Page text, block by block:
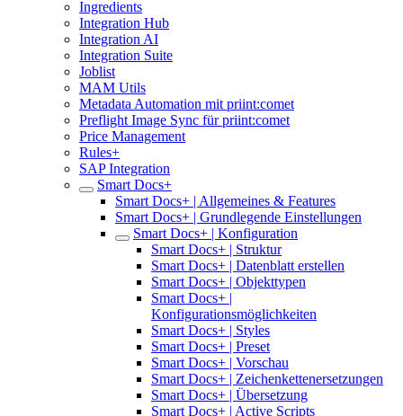
Ingredients
Integration Hub
Integration AI
Integration Suite
Joblist
MAM Utils
Metadata Automation mit priint:comet
Preflight Image Sync für priint:comet
Price Management
Rules+
SAP Integration
Smart Docs+
Smart Docs+ | Allgemeines & Features
Smart Docs+ | Grundlegende Einstellungen
Smart Docs+ | Konfiguration
Smart Docs+ | Struktur
Smart Docs+ | Datenblatt erstellen
Smart Docs+ | Objekttypen
Smart Docs+ |
Konfigurationsmöglichkeiten
Smart Docs+ | Styles
Smart Docs+ | Preset
Smart Docs+ | Vorschau
Smart Docs+ | Zeichenkettenersetzungen
Smart Docs+ | Übersetzung
Smart Docs+ | Active Scripts